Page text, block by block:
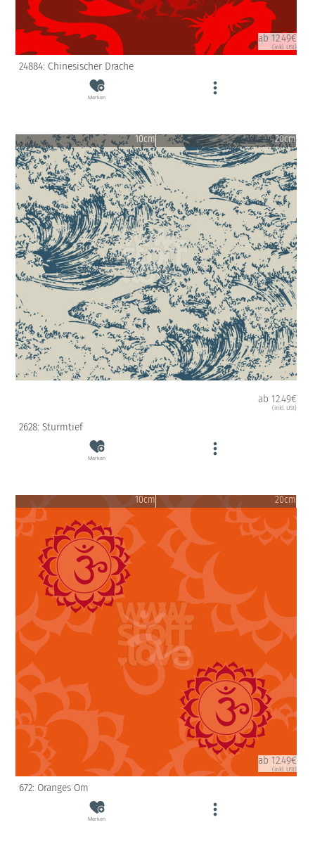
ab 12.49€
(inkl. USt)
24884: Chinesischer Drache
Merken
10cm 20cm
ab 12.49€
(inkl. USt)
2628: Sturmtief
Merken
10cm 20cm
ab 12.49€
(inkl. USt)
672: Oranges Om
Merken